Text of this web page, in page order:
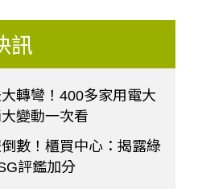
訊
轉彎！400多家用電大
變動一次看
數！櫃買中心：揭露綠
評鑑加分